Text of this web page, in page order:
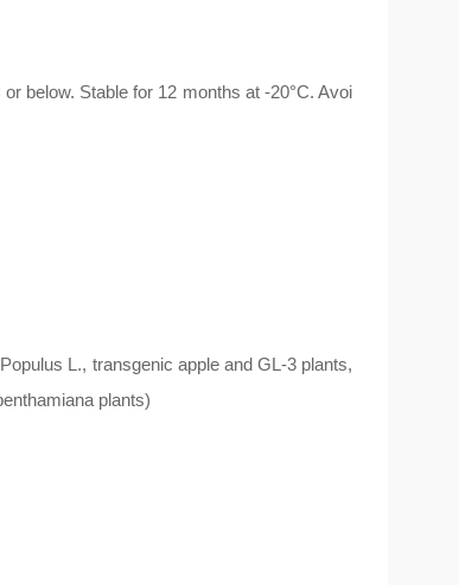
below. Stable for 12 months at -20°C. Avoi
L., transgenic apple and GL-3 plants,
plants)